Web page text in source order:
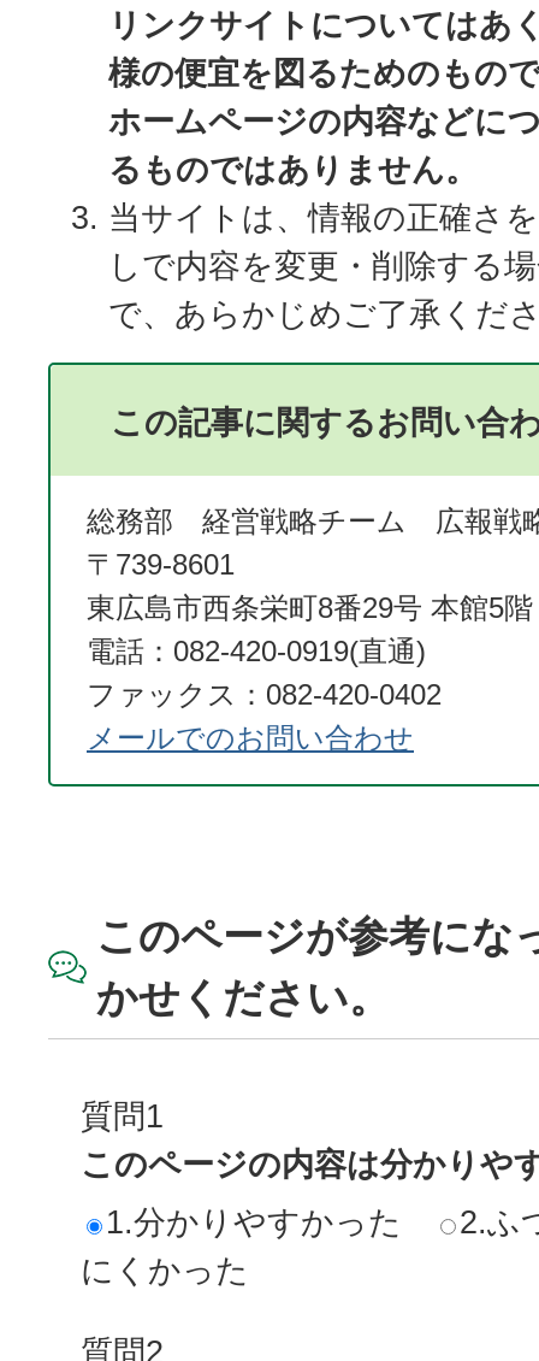
リンクサイトについてはあ
様の便宜を図るためのもの
ホームページの内容などに
るものではありません。
当サイトは、情報の正確さ
しで内容を変更・削除する
で、あらかじめご了承くだ
この記事に関するお問い合
総務部 経営戦略チーム 広報戦
〒739-8601
東広島市西条栄町8番29号 本館5階
電話：082-420-0919(直通)
ファックス：082-420-0402
メールでのお問い合わせ
このページが参考にな
かせください。
質問1
このページの内容は分かりや
1.分かりやすかった
2.ふ
にくかった
質問2